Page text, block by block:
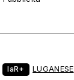
laR+ LUGANESE